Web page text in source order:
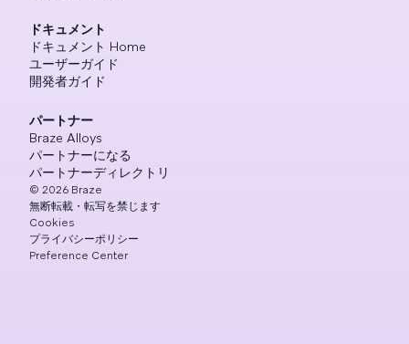
ドキュメント
ドキュメント Home
ユーザーガイド
開発者ガイド
パートナー
Braze Alloys
パートナーになる
パートナーディレクトリ
© 2026 Braze
無断転載・転写を禁じます
Cookies
プライバシーポリシー
Preference Center